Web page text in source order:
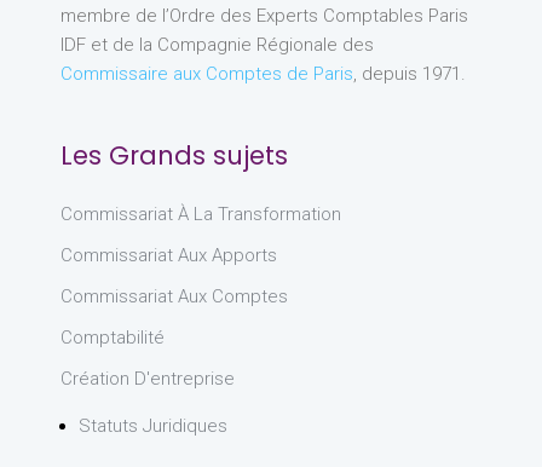
membre de l’Ordre des Experts Comptables Paris
IDF et de la Compagnie Régionale des
Commissaire aux Comptes de Paris, depuis 1971.
Les Grands sujets
Commissariat À La Transformation
Commissariat Aux Apports
Commissariat Aux Comptes
Comptabilité
Création D'entreprise
Statuts Juridiques